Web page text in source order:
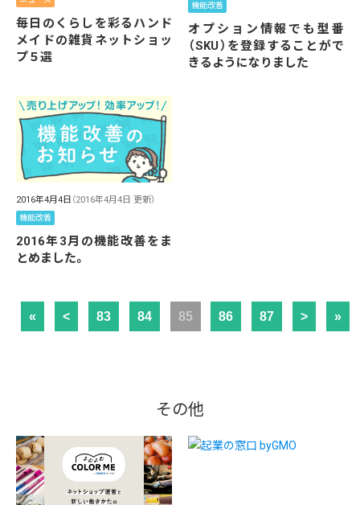
毎日のくらしを彩るハンド
メイドの雑貨ネットショッ
プ５選
機能改善
オプション情報でも型番
（SKU）を登録することがで
きるようになりました
2016年4月4日 （2016年4月4日 更新）
機能改善
2016年3月の機能改善をま
とめました。
« < 83 84 85 86 87 > »
その他